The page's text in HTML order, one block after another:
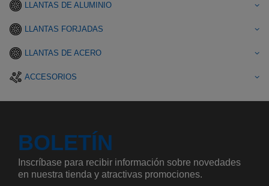
LLANTAS DE ALUMINIO
LLANTAS FORJADAS
LLANTAS DE ACERO
ACCESORIOS
BOLETÍN
Inscríbase para recibir información sobre novedades
en nuestra tienda y atractivas promociones.